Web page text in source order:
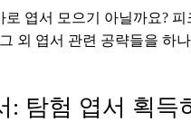
로 엽서 모으기 아닐까요?
외 엽서 관련 공략들을 하
탐험 엽서 획득